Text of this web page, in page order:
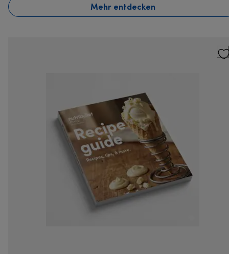
Mehr entdecken